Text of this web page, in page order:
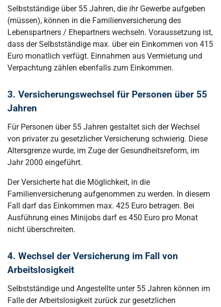
Selbstständige über 55 Jahren, die ihr Gewerbe aufgeben
(müssen), können in die Familienversicherung des
Lebenspartners / Ehepartners wechseln. Voraussetzung ist,
dass der Selbstständige max. über ein Einkommen von 415
Euro monatlich verfügt. Einnahmen aus Vermietung und
Verpachtung zählen ebenfalls zum Einkommen.
3. Versicherungswechsel für Personen über 55
Jahren
Für Personen über 55 Jahren gestaltet sich der Wechsel
von privater zu gesetzlicher Versicherung schwierig. Diese
Altersgrenze wurde, im Zuge der Gesundheitsreform, im
Jahr 2000 eingeführt.
Der Versicherte hat die Möglichkeit, in die
Familienversicherung aufgenommen zu werden. In diesem
Fall darf das Einkommen max. 425 Euro betragen. Bei
Ausführung eines Minijobs darf es 450 Euro pro Monat
nicht überschreiten.
4. Wechsel der Versicherung im Fall von
Arbeitslosigkeit
Selbstständige und Angestellte unter 55 Jahren können im
Falle der Arbeitslosigkeit zurück zur gesetzlichen